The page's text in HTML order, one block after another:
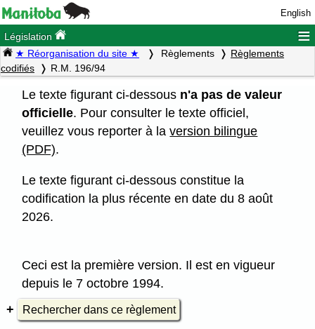
English
Législation ≡
★ Réorganisation du site ★ Règlements
Règlements
codifiés
R.M. 196/94
Le texte figurant ci-dessous n'a pas de valeur
officielle. Pour consulter le texte officiel,
veuillez vous reporter à laversion bilingue
(PDF).
Le texte figurant ci-dessous constitue la
codification la plus récente en date du 8 août
2026.
Ceci est la première version. Il est en vigueur
depuis le 7 octobre 1994.
Rechercher dans ce règlement